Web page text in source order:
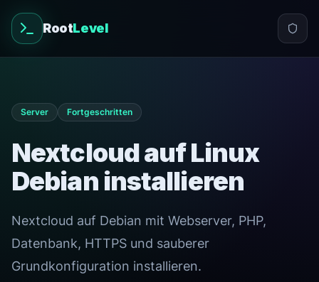
RootLevel
Server Fortgeschritten
Nextcloud auf Linux
Debian installieren
Nextcloud auf Debian mit Webserver, PHP,
Datenbank, HTTPS und sauberer
Grundkonfiguration installieren.